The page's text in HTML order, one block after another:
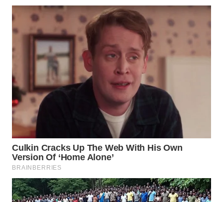
KONSUMEN
LISTRIK
MASYARAKAT
KELISTRIKAN
WALINKI
ID
MAWAKA
ID
MARTABAT
NET